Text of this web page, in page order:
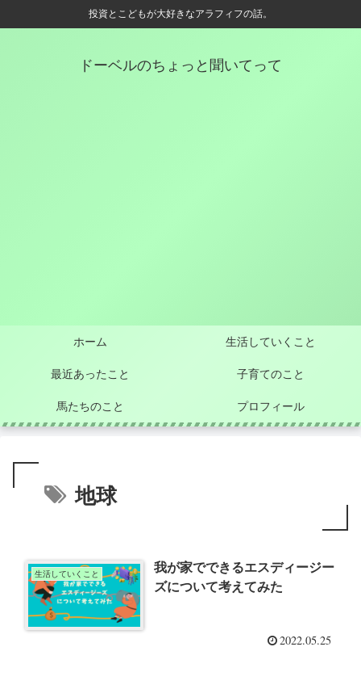
投資とこどもが大好きなアラフィフの話。
ドーベルのちょっと聞いてって
ホーム 生活していくこと
最近あったこと 子育てのこと
馬たちのこと プロフィール
地球
生活していくこと
我が家でできるエスディージー
ズについて考えてみた
2022.05.25